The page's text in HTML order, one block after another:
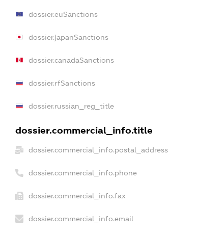
dossier.euSanctions
dossier.japanSanctions
dossier.canadaSanctions
dossier.rfSanctions
dossier.russian_reg_title
dossier.commercial_info.title
dossier.commercial_info.postal_address
dossier.commercial_info.phone
dossier.commercial_info.fax
dossier.commercial_info.email